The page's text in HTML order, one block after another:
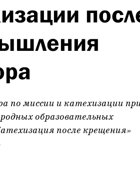
по миссии и катехизации
образовательных
после крещения»